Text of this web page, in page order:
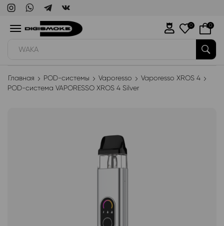
WAKA
0 0
Главная POD-системы Vaporesso
Vaporesso XROS 4
POD-система VAPORESSO XROS 4 Silver